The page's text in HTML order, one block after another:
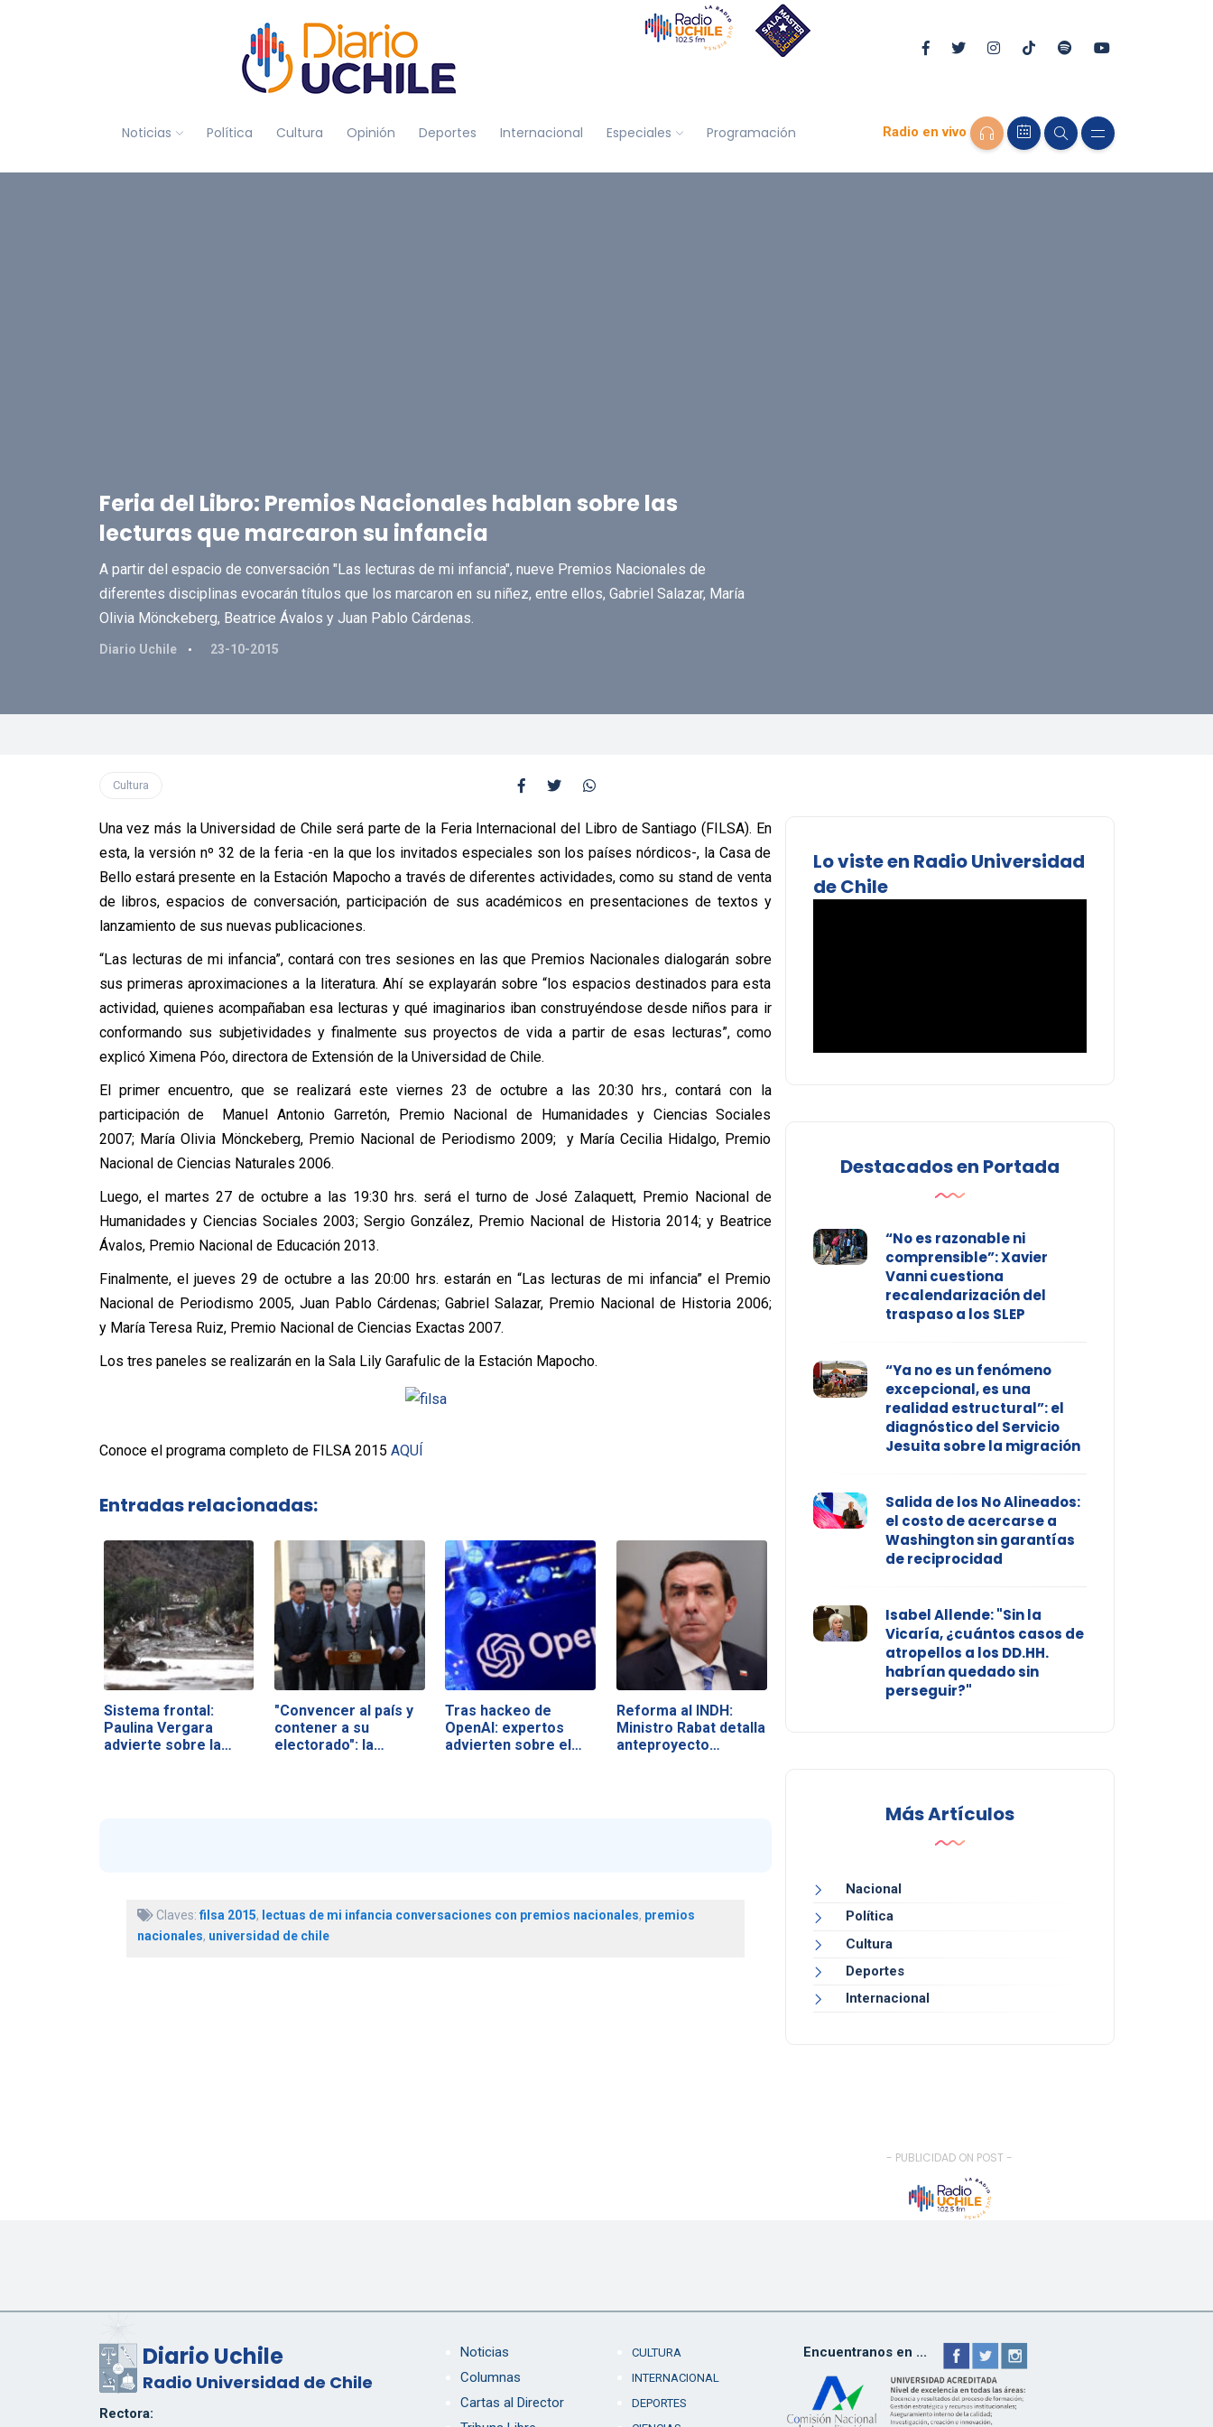
Noticias Política Cultura Opinión Deportes Internacional Especiales Programación Radio en vivo
Feria del Libro: Premios Nacionales hablan sobre las
lecturas que marcaron su infancia
A partir del espacio de conversación "Las lecturas de mi infancia", nueve Premios Nacionales de
diferentes disciplinas evocarán títulos que los marcaron en su niñez, entre ellos, Gabriel Salazar, María
Olivia Mönckeberg, Beatrice Ávalos y Juan Pablo Cárdenas.
Diario Uchile 23-10-2015
Cultura
Una vez más la Universidad de Chile será parte de la Feria Internacional del Libro de Santiago (FILSA). En
esta, la versión nº 32 de la feria -en la que los invitados especiales son los países nórdicos-, la Casa de
Bello estará presente en la Estación Mapocho a través de diferentes actividades, como su stand de venta
de libros, espacios de conversación, participación de sus académicos en presentaciones de textos y
lanzamiento de sus nuevas publicaciones.
“Las lecturas de mi infancia”, contará con tres sesiones en las que Premios Nacionales dialogarán sobre
sus primeras aproximaciones a la literatura. Ahí se explayarán sobre “los espacios destinados para esta
actividad, quienes acompañaban esa lecturas y qué imaginarios iban construyéndose desde niños para ir
conformando sus subjetividades y finalmente sus proyectos de vida a partir de esas lecturas”, como
explicó Ximena Póo, directora de Extensión de la Universidad de Chile.
El primer encuentro, que se realizará este viernes 23 de octubre a las 20:30 hrs., contará con la
participación de Manuel Antonio Garretón, Premio Nacional de Humanidades y Ciencias Sociales
2007; María Olivia Mönckeberg, Premio Nacional de Periodismo 2009; y María Cecilia Hidalgo, Premio
Nacional de Ciencias Naturales 2006.
Luego, el martes 27 de octubre a las 19:30 hrs. será el turno de José Zalaquett, Premio Nacional de
Humanidades y Ciencias Sociales 2003; Sergio González, Premio Nacional de Historia 2014; y Beatrice
Ávalos, Premio Nacional de Educación 2013.
Finalmente, el jueves 29 de octubre a las 20:00 hrs. estarán en “Las lecturas de mi infancia” el Premio
Nacional de Periodismo 2005, Juan Pablo Cárdenas; Gabriel Salazar, Premio Nacional de Historia 2006;
y María Teresa Ruiz, Premio Nacional de Ciencias Exactas 2007.
Los tres paneles se realizarán en la Sala Lily Garafulic de la Estación Mapocho.
Conoce el programa completo de FILSA 2015 AQUÍ
Entradas relacionadas:
Sistema frontal:
Paulina Vergara
advierte sobre la…
"Convencer al país y
contener a su
electorado": la…
Tras hackeo de
OpenAI: expertos
advierten sobre el…
Reforma al INDH:
Ministro Rabat detalla
anteproyecto…
Claves: filsa 2015, lectuas de mi infancia conversaciones con premios nacionales, premios
nacionales, universidad de chile
Lo viste en Radio Universidad
de Chile
Destacados en Portada
“No es razonable ni
comprensible”: Xavier
Vanni cuestiona
recalendarización del
traspaso a los SLEP
“Ya no es un fenómeno
excepcional, es una
realidad estructural”: el
diagnóstico del Servicio
Jesuita sobre la migración
Salida de los No Alineados:
el costo de acercarse a
Washington sin garantías
de reciprocidad
Isabel Allende: "Sin la
Vicaría, ¿cuántos casos de
atropellos a los DD.HH.
habrían quedado sin
perseguir?"
Más Artículos
Nacional
Política
Cultura
Deportes
Internacional
- PUBLICIDAD ON POST -
Diario Uchile
Radio Universidad de Chile
Rectora:
Noticias
Columnas
Cartas al Director
CULTURA
INTERNACIONAL
DEPORTES
Encuentranos en ...